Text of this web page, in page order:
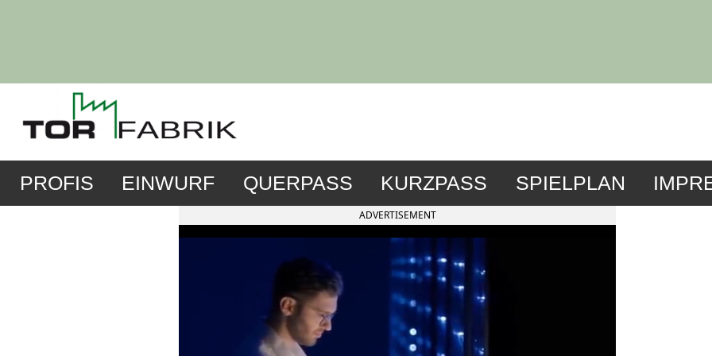
PROFIS EINWURF QUERPASS KURZPASS SPIELPLAN
ADVERTISEMENT